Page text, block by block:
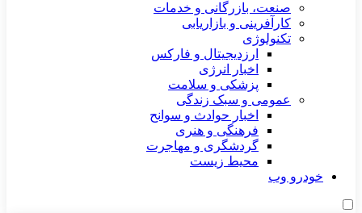
صنعت، بازرگانی و خدمات
کارآفرینی و بازاریابی
تکنولوژی
ارزدیجیتال و فارکس
اخبار انرژی
پزشکی و سلامت
عمومی و سبک زندگی
اخبار حوادث و سوانح
فرهنگی و هنری
گردشگری و مهاجرت
محیط زیست
خودرو وب